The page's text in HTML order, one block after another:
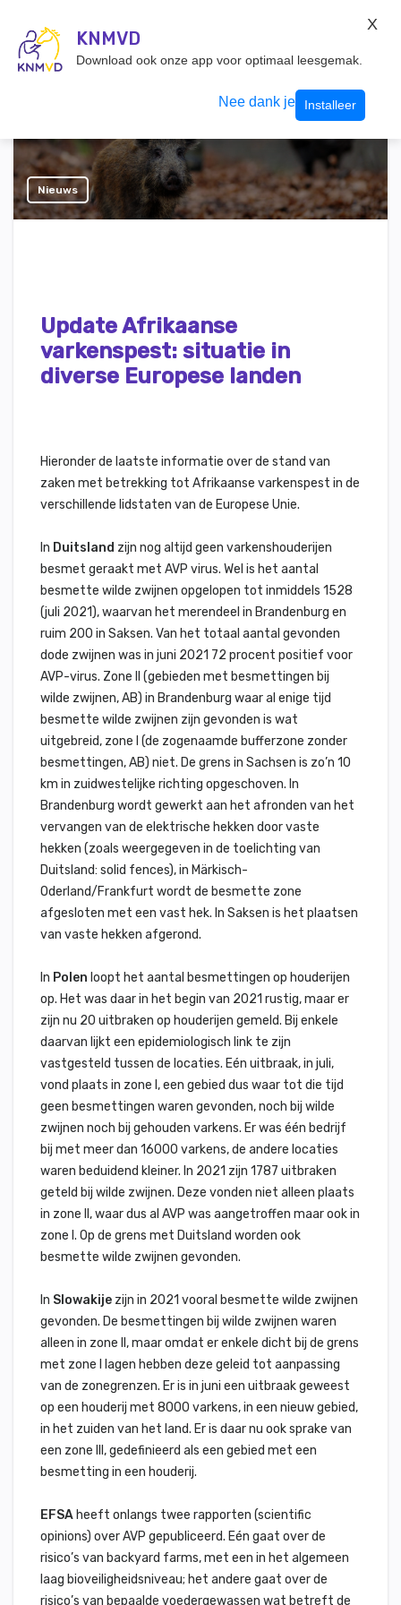
Inloggen
Nieuws
Update Afrikaanse
varkenspest: situatie in
diverse Europese landen
Hieronder de laatste informatie over de stand van
zaken met betrekking tot Afrikaanse varkenspest in de
verschillende lidstaten van de Europese Unie.
In Duitsland zijn nog altijd geen varkenshouderijen
besmet geraakt met AVP virus. Wel is het aantal
besmette wilde zwijnen opgelopen tot inmiddels 1528
(juli 2021), waarvan het merendeel in Brandenburg en
ruim 200 in Saksen. Van het totaal aantal gevonden
dode zwijnen was in juni 2021 72 procent positief voor
AVP-virus. Zone II (gebieden met besmettingen bij
wilde zwijnen, AB) in Brandenburg waar al enige tijd
besmette wilde zwijnen zijn gevonden is wat
uitgebreid, zone I (de zogenaamde bufferzone zonder
besmettingen, AB) niet. De grens in Sachsen is zo’n 10
km in zuidwestelijke richting opgeschoven. In
Brandenburg wordt gewerkt aan het afronden van het
vervangen van de elektrische hekken door vaste
hekken (zoals weergegeven in de toelichting van
Duitsland: solid fences), in Märkisch-
Oderland/Frankfurt wordt de besmette zone
afgesloten met een vast hek. In Saksen is het plaatsen
van vaste hekken afgerond.
In Polen loopt het aantal besmettingen op houderijen
op. Het was daar in het begin van 2021 rustig, maar er
zijn nu 20 uitbraken op houderijen gemeld. Bij enkele
daarvan lijkt een epidemiologisch link te zijn
vastgesteld tussen de locaties. Eén uitbraak, in juli,
vond plaats in zone I, een gebied dus waar tot die tijd
geen besmettingen waren gevonden, noch bij wilde
zwijnen noch bij gehouden varkens. Er was één bedrijf
bij met meer dan 16000 varkens, de andere locaties
waren beduidend kleiner. In 2021 zijn 1787 uitbraken
geteld bij wilde zwijnen. Deze vonden niet alleen plaats
in zone II, waar dus al AVP was aangetroffen maar ook in
zone I. Op de grens met Duitsland worden ook
besmette wilde zwijnen gevonden.
In Slowakije zijn in 2021 vooral besmette wilde zwijnen
gevonden. De besmettingen bij wilde zwijnen waren
alleen in zone II, maar omdat er enkele dicht bij de grens
met zone I lagen hebben deze geleid tot aanpassing
van de zonegrenzen. Er is in juni een uitbraak geweest
op een houderij met 8000 varkens, in een nieuw gebied,
in het zuiden van het land. Er is daar nu ook sprake van
een zone III, gedefinieerd als een gebied met een
besmetting in een houderij.
EFSA heeft onlangs twee rapporten (scientific
opinions) over AVP gepubliceerd. Eén gaat over de
risico’s van backyard farms, met een in het algemeen
laag bioveiligheidsniveau; het andere gaat over de
risico’s van bepaalde voedergewassen wat betreft de
KNMVD
Download ook onze app voor optimaal leesgemak.
Nee dank je Installeer
X